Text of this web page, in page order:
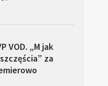
VOD. „M jak
za